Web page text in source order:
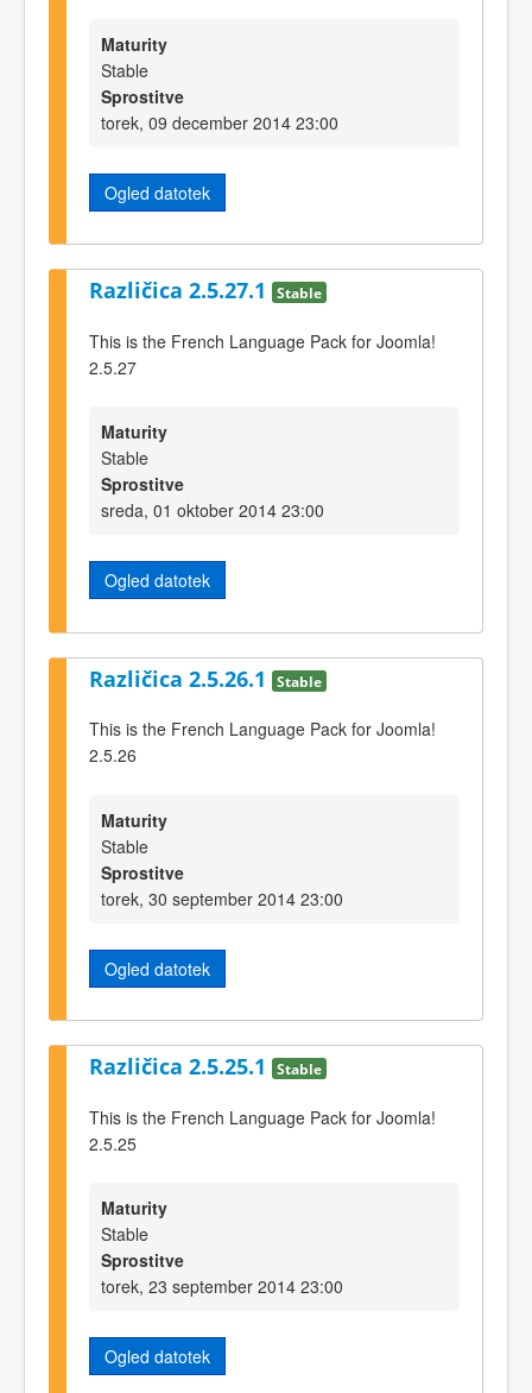
Maturity
Stable
Sprostitve
torek, 09 december 2014 23:00
Ogled datotek
Različica 2.5.27.1 Stable
This is the French Language Pack for Joomla!
2.5.27
Maturity
Stable
Sprostitve
sreda, 01 oktober 2014 23:00
Ogled datotek
Različica 2.5.26.1 Stable
This is the French Language Pack for Joomla!
2.5.26
Maturity
Stable
Sprostitve
torek, 30 september 2014 23:00
Ogled datotek
Različica 2.5.25.1 Stable
This is the French Language Pack for Joomla!
2.5.25
Maturity
Stable
Sprostitve
torek, 23 september 2014 23:00
Ogled datotek